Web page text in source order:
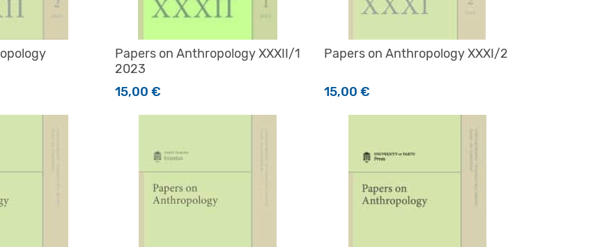
Papers on Anthropology XXXII/1
2023
15,00 €
Papers on Anthropology XXXI/2
15,00€